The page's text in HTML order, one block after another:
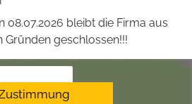
bleibt die Firma aus
Gründen geschlossen!!!
Neuruppin